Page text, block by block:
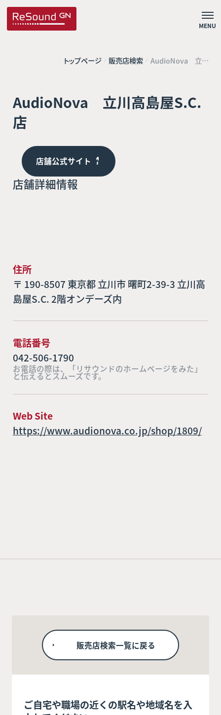
MENU
トップページ 販売店検索 AudioNova 立川
AudioNova 立川高島屋S.C.
店
店舗公式サイト
店舗詳細情報
住所
〒 190-8507 東京都 立川市 曙町2-39-3 立川高
島屋S.C. 2階オンデーズ内
電話番号
042-506-1790
お電話の際は、「リサウンドのホームページをみた」
と伝えるとスムーズです。
Web Site
https://www.audionova.co.jp/shop/1809/
販売店検索一覧に戻る
ご自宅や職場の近くの駅名や地域名を入